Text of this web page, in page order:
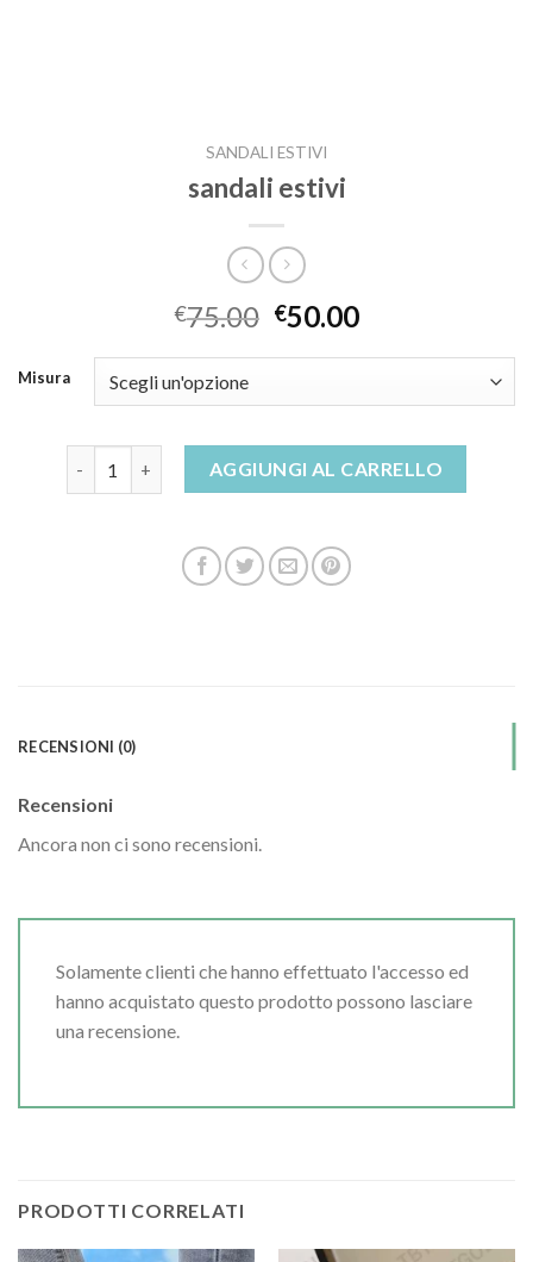
SANDALI ESTIVI
sandali estivi
€75.00 €50.00
Misura
sandali estivi quantitàAGGIUNGI AL CARRELLO
RECENSIONI (0)
Recensioni
Ancora non ci sono recensioni.
Solamente clienti che hanno effettuato l'accesso ed
hanno acquistato questo prodotto possono lasciare
una recensione.
PRODOTTI CORRELATI